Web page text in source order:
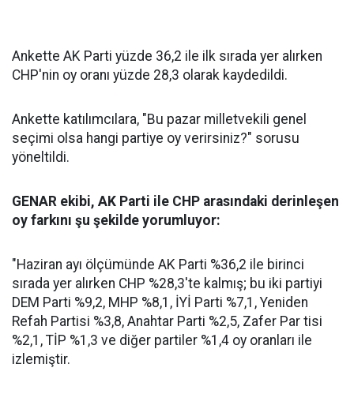
Ankette AK Parti yüzde 36,2 ile ilk sırada yer alırken
CHP'nin oy oranı yüzde 28,3 olarak kaydedildi.
Ankette katılımcılara, "Bu pazar milletvekili genel
seçimi olsa hangi partiye oy verirsiniz?" sorusu
yöneltildi.
GENAR ekibi, AK Parti ile CHP arasındaki derinleşen
oy farkını şu şekilde yorumluyor:
"Haziran ayı ölçümünde AK Parti %36,2 ile birinci
sırada yer alırken CHP %28,3'te kalmış; bu iki partiyi
DEM Parti %9,2, MHP %8,1, İYİ Parti %7,1, Yeniden
Refah Partisi %3,8, Anahtar Parti %2,5, Zafer Par tisi
%2,1, TİP %1,3 ve diğer partiler %1,4 oy oranları ile
izlemiştir.